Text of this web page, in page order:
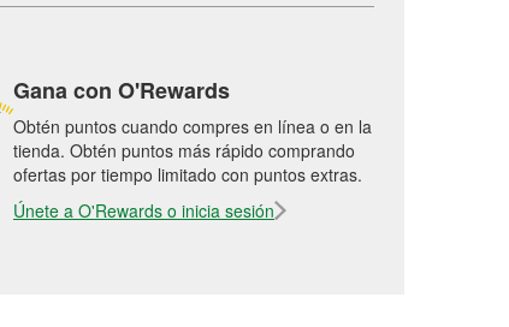
Gana con O'Rewards
Obtén puntos cuando compres en línea o en la
tienda. Obtén puntos más rápido comprando
ofertas por tiempo limitado con puntos extras.
Únete a O'Rewards o inicia sesión